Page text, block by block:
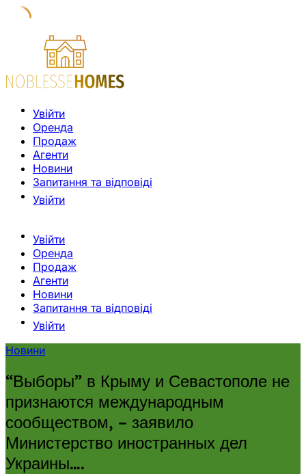
Увійти
Оренда
Продаж
Агенти
Новини
Запитання та відповіді
Увійти
Увійти
Оренда
Продаж
Агенти
Новини
Запитання та відповіді
Увійти
Новини
“Выборы” в Крыму и Севастополе не
признаются международным
сообществом, – заявило
Министерство иностранных дел
Украины….